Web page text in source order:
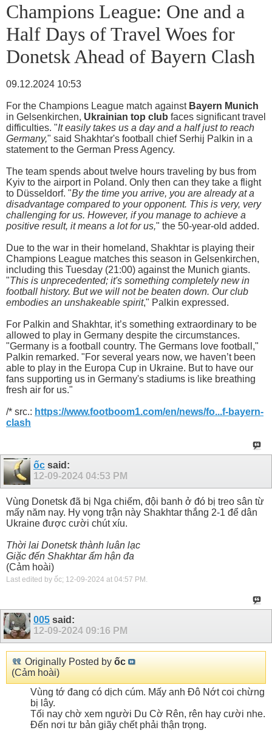
Champions League: One and a
Half Days of Travel Woes for
Donetsk Ahead of Bayern Clash
09.12.2024 10:53
For the Champions League match againstBayern Munich
in Gelsenkirchen, Ukrainian top club faces significant travel
difficulties. "It easily takes us a day and a half just to reach
Germany," said Shakhtar's football chief Serhij Palkin in a
statement to the German Press Agency.
The team spends about twelve hours traveling by bus from
Kyiv to the airport in Poland. Only then can they take a flight
to Düsseldorf. "By the time you arrive, you are already at a
disadvantage compared to your opponent. This is very, very
challenging for us. However, if you manage to achieve a
positive result, it means a lot for us," the 50-year-old added.
Due to the war in their homeland, Shakhtar is playing their
Champions League matches this season in Gelsenkirchen,
including this Tuesday (21:00) against the Munich giants.
"This is unprecedented; it's something completely new in
football history. But we will not be beaten down. Our club
embodies an unshakeable spirit," Palkin expressed.
For Palkin and Shakhtar, it’s something extraordinary to be
allowed to play in Germany despite the circumstances.
"Germany is a football country. The Germans love football,"
Palkin remarked. "For several years now, we haven’t been
able to play in the Europa Cup in Ukraine. But to have our
fans supporting us in Germany's stadiums is like breathing
fresh air for us."
/* src.: https://www.footboom1.com/en/news/fo...f-bayern-
clash
ốc said:
12-09-2024 04:53 PM
Vùng Donetsk đã bị Nga chiếm, đội banh ở đó bị treo sân từ
mấy năm nay. Hy vọng trận này Shakhtar thắng 2-1 để dân
Ukraine được cười chút xíu.
Thời lai Donetsk thành luân lạc
Giặc đến Shakhtar ẩm hận đa
(Cảm hoài)
Last edited by ốc; 12-09-2024 at 04:57 PM
005 said:
12-09-2024 09:16 PM
Originally Posted by ốc
(Cảm hoài)
Vùng tớ đang có dịch cúm. Mấy anh Đô Nớt coi chừng
bị lây.
Tối nay chờ xem người Du Cờ Rên, rên hay cười nhe.
Đến nơi tư bản giãy chết phải thận trọng.